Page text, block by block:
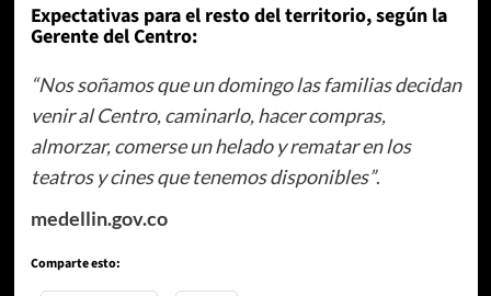
Expectativas para el resto del territorio, según la
Gerente del Centro:
“Nos soñamos que un domingo las familias decidan
venir al Centro, caminarlo, hacer compras,
almorzar, comerse un helado y rematar en los
teatros y cines que tenemos disponibles”.
medellin.gov.co
Comparte esto: